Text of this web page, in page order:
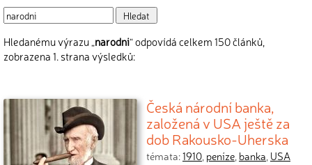
Hledanému výrazu „narodni“ odpovídá celkem 150 článků,
zobrazena 1. strana výsledků:
Česká národní banka,
založená v USA ještě za
dob Rakousko-Uherska
témata:1910, peníze, banka, USA